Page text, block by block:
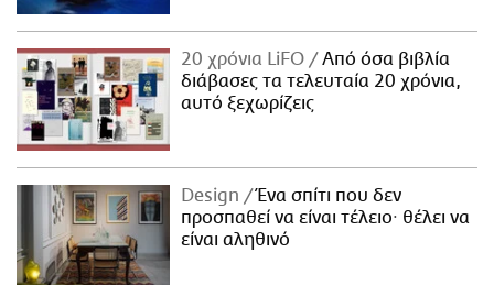
20 χρόνια LiFO
Από όσα βιβλία
διάβασες τα τελευταία 20 χρόνια,
αυτό ξεχωρίζεις
Design
Ένα σπίτι που δεν
προσπαθεί να είναι τέλειο· θέλει να
είναι αληθινό